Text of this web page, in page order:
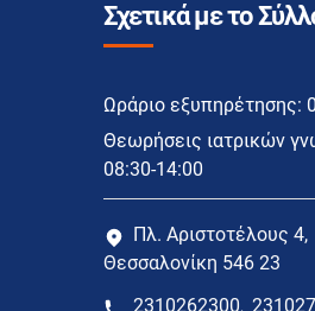
Σχετικά με το
Ωράριο εξυπηρέτησης:
Θεωρήσεις ιατρικών
08:30-14:00
Πλ. Αριστοτέλους 4,
Θεσσαλονίκη 546 23
2310262300,